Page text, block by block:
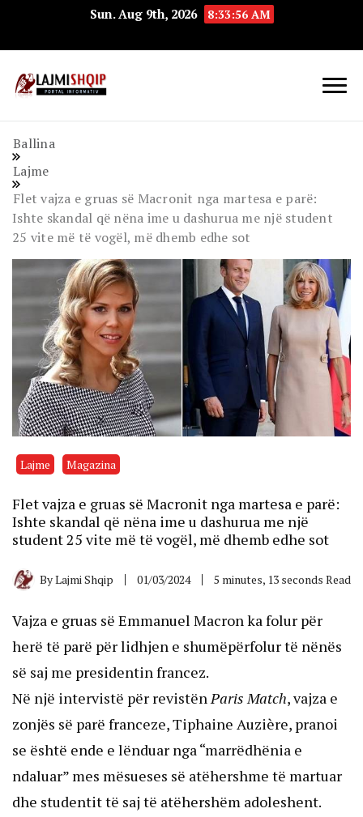
Sun. Aug 9th, 2026 8:33:57 AM
Ballina
Lajme
Flet vajza e gruas së Macronit nga martesa e parë:
Ishte skandal që nëna ime u dashurua me një student
25 vite më të vogël, më dhemb edhe sot
Lajme Magazina
Flet vajza e gruas së Macronit nga martesa e parë:
Ishte skandal që nëna ime u dashurua me një
student 25 vite më të vogël, më dhemb edhe sot
ByLajmi Shqip 01/03/2024 5 minutes, 13 seconds Read
Vajza e gruas së Emmanuel Macron ka folur për
herë të parë për lidhjen e shumëpërfolur të nënës
së saj me presidentin francez.
Në një intervistë për revistënParis Match, vajza e
zonjës së parë franceze, Tiphaine Auzière, pranoi
se është ende e lënduar nga “marrëdhënia e
ndaluar” mes mësueses së atëhershme të martuar
dhe studentit të saj të atëhershëm adoleshent.